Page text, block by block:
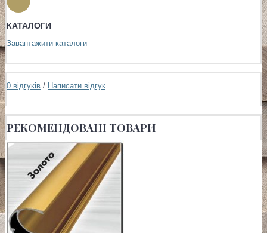
КАТАЛОГИ
Завантажити каталоги
0 відгуків / Написати відгук
РЕКОМЕНДОВАНІ ТОВАРИ